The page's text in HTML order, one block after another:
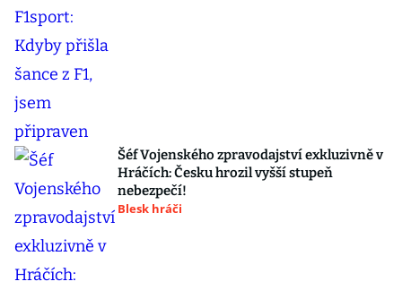
Šéf Vojenského zpravodajství exkluzivně v
Hráčích: Česku hrozil vyšší stupeň
nebezpečí!
Blesk hráči